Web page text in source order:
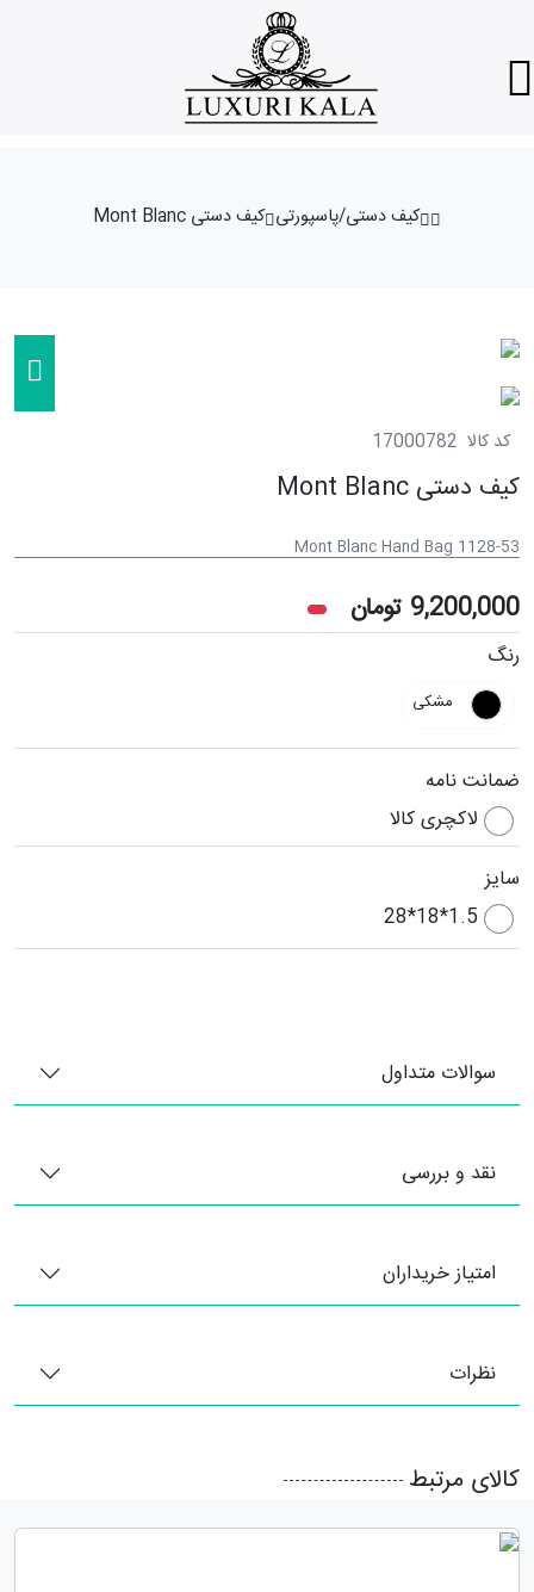
کیف دستی/پاسپورتی کیف دستی Mont Blanc
کد کالا 17000782
کیف دستی Mont Blanc
Mont Blanc Hand Bag 1128-53
9,200,000 تومان
رنگ
مشکی
ضمانت نامه
لاکچری کالا
سایز
1.5*18*28
سوالات متداول
نقد و بررسی
امتیاز خریداران
نظرات
کالای مرتبط